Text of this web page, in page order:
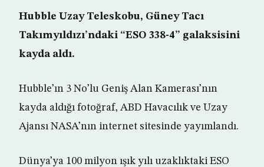
Hubble Uzay Teleskobu, Güney Tacı
Takımyıldızı’ndaki “ESO 338-4” galaksisini
kayda aldı.
Hubble’ın 3 No’lu Geniş Alan Kamerası’nın
kayda aldığı fotoğraf, ABD Havacılık ve Uzay
Ajansı NASA’nın internet sitesinde yayımlandı.
Dünya’ya 100 milyon ışık yılı uzaklıktaki ESO